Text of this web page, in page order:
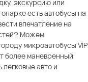
экскурсию или
есть автобусы на
впечатление на
Можем
микроавтобусы VIP
более маневренный
авто и